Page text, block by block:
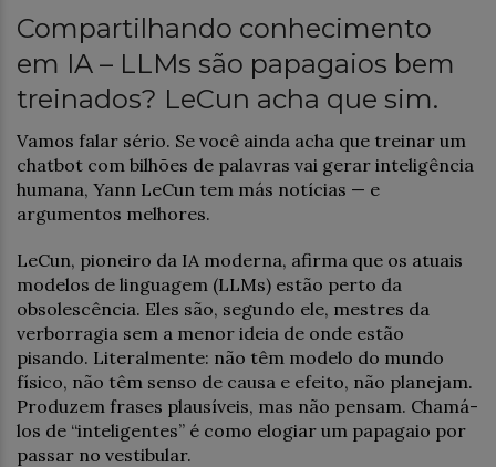
Compartilhando conhecimento
em IA – LLMs são papagaios bem
treinados? LeCun acha que sim.
Vamos falar sério. Se você ainda acha que treinar um
chatbot com bilhões de palavras vai gerar inteligência
humana, Yann LeCun tem más notícias — e
argumentos melhores.
LeCun, pioneiro da IA moderna, afirma que os atuais
modelos de linguagem (LLMs) estão perto da
obsolescência. Eles são, segundo ele, mestres da
verborragia sem a menor ideia de onde estão
pisando. Literalmente: não têm modelo do mundo
físico, não têm senso de causa e efeito, não planejam.
Produzem frases plausíveis, mas não pensam. Chamá-
los de “inteligentes” é como elogiar um papagaio por
passar no vestibular.